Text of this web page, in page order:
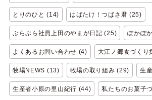
とりのひと (14) はばたけ！つばさ君 (25)
ぶらぶら社員上田のやまが日記 (25) ぽかぽ
よくあるお問い合わせ (4) 大江ノ郷食づくり
牧場NEWS (13) 牧場の取り組み (29) 生
生産者小原の里山紀行 (44) 私たちのお菓子